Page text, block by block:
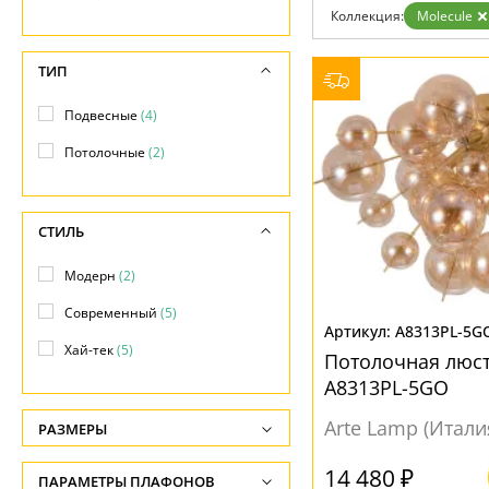
Гарантия
Возврат
Отзывы
Установка
Дизайнерам
Бренды
Контакты
Коллекция: Molecule
A8313PL-
Потолочная
A8313PL-5GO
Arte Lamp
14 480 ₽
ТИП
Подвесные(4)
Потолочные(2)
СТИЛЬ
Модерн (2)
Современный (5)
Хай-тек(5)
РАЗМЕРЫ
Высота, см
ПАРАМЕТРЫ ПЛАФОНОВ